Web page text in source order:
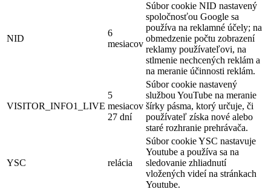
NID
6
mesiacov
Súbor cookie NID nastavený
spoločnosťou Google sa
používa na reklamné účely; na
obmedzenie počtu zobrazení
reklamy používateľovi, na
stlmenie nechcených reklám a
na meranie účinnosti reklám.
VISITOR_INFO1_LIVE
5
mesiacov
27 dní
Súbor cookie nastavený
službou YouTube na meranie
šírky pásma, ktorý určuje, či
používateľ získa nové alebo
staré rozhranie prehrávača.
YSC relácia
Súbor cookie YSC nastavuje
Youtube a používa sa na
sledovanie zhliadnutí
vložených videí na stránkach
Youtube.